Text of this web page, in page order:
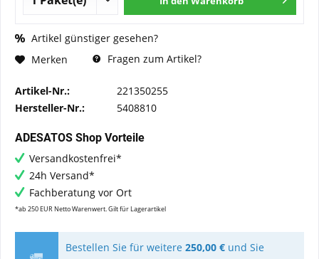
Artikel günstiger gesehen?
Merken
Fragen zum Artikel?
Artikel-Nr.:
221350255
Hersteller-Nr.:
5408810
ADESATOS Shop Vorteile
Versandkostenfrei*
24h Versand*
Fachberatung vor Ort
*ab 250 EUR Netto Warenwert. Gilt für Lagerartikel
Bestellen Sie für weitere 250,00 €und Sie